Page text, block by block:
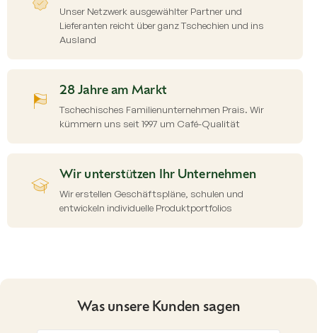
Unser Netzwerk ausgewählter Partner und
Lieferanten reicht über ganz Tschechien und ins
Ausland
28 Jahre am Markt
Tschechisches Familienunternehmen Prais. Wir
kümmern uns seit 1997 um Café-Qualität
Wir unterstützen Ihr Unternehmen
Wir erstellen Geschäftspläne, schulen und
entwickeln individuelle Produktportfolios
Was unsere Kunden sagen